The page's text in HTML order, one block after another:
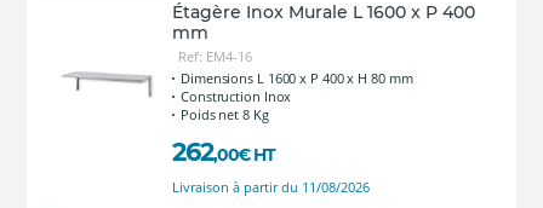
Étagère Inox Murale L 1600 x P 400
mm
Ref: EM4-16
Dimensions L 1600 x P 400 x H 80 mm
Construction Inox
Poids net 8 Kg
262,00€ HT
Livraison à partir du 11/08/2026